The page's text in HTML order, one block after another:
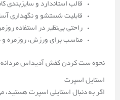
قالب استاندارد و سایزبندی
قابلیت شستشو و نگهداری
راحتی بی‌نظیر در استفاده
مناسب برای ورزش، روزمره
نحوه ست کردن کفش آدیداس مردانه
استایل اسپرت
اگر به دنبال استایلی اسپرت